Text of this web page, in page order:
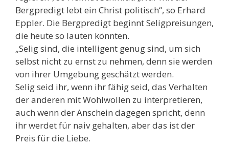
Bergpredigt lebt ein Christ politisch“, so Erhard
Eppler. Die Bergpredigt beginnt Seligpreisungen,
die heute so lauten könnten.
„Selig sind, die intelligent genug sind, um sich
selbst nicht zu ernst zu nehmen, denn sie werden
von ihrer Umgebung geschätzt werden.
Selig seid ihr, wenn ihr fähig seid, das Verhalten
der anderen mit Wohlwollen zu interpretieren,
auch wenn der Anschein dagegen spricht, denn
ihr werdet für naiv gehalten, aber das ist der
Preis für die Liebe.